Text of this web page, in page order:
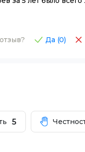
Да (0)
5